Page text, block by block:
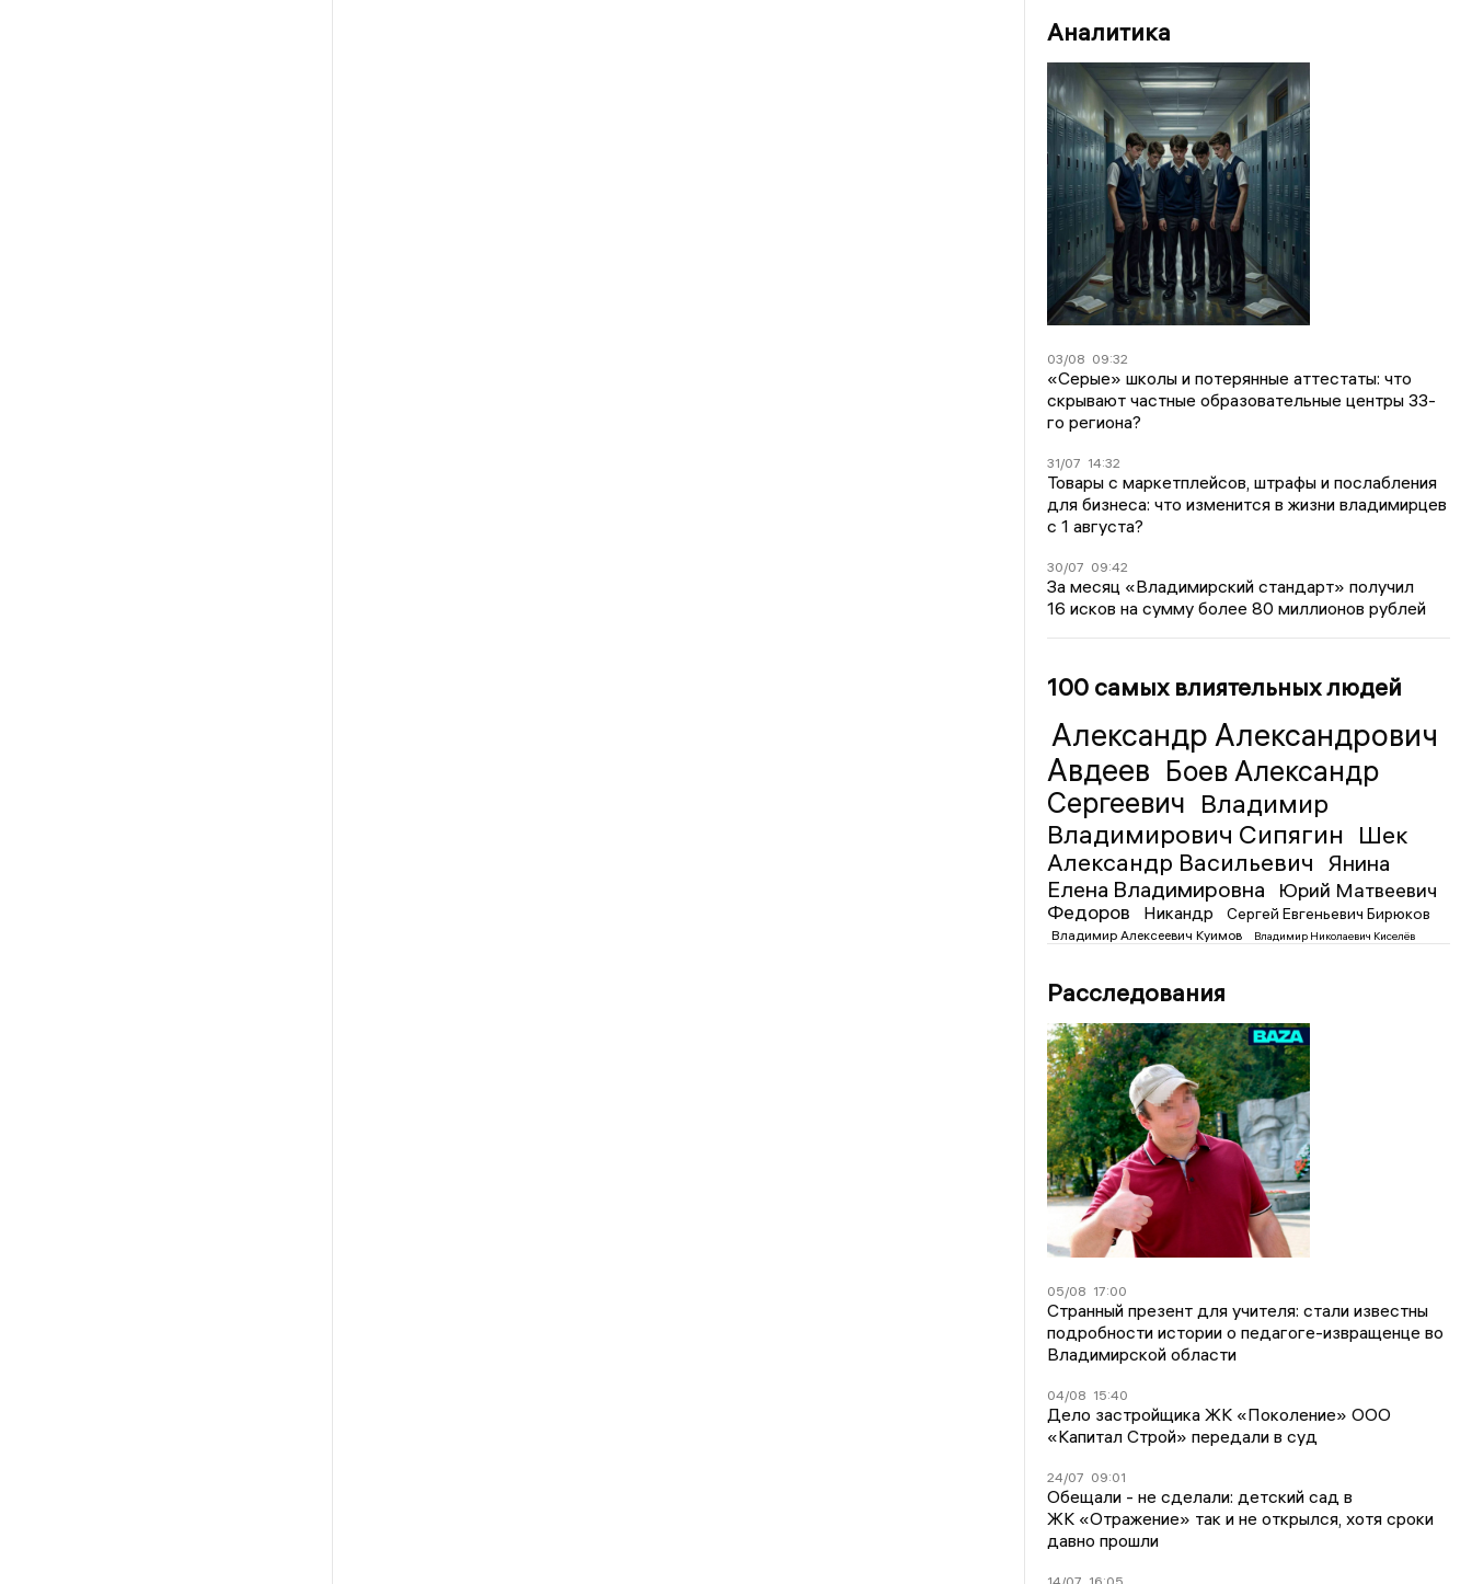
Аналитика
03/08 09:32
«Серые» школы и потерянные аттестаты: что
скрывают частные образовательные центры 33-
го региона?
31/07 14:32
Товары с маркетплейсов, штрафы и послабления
для бизнеса: что изменится в жизни владимирцев
с 1 августа?
30/07 09:42
За месяц «Владимирский стандарт» получил
16 исков на сумму более 80 миллионов рублей
100 самых влиятельных людей
Александр Александрович
Авдеев Боев Александр
Сергеевич Владимир
Владимирович Сипягин Шек
Александр Васильевич
Янина
Елена Владимировна
Юрий Матвеевич
Федоров
Никандр Сергей Евгеньевич Бирюков
Владимир Алексеевич Куимов Владимир Николаевич Киселёв
Расследования
05/08 17:00
Странный презент для учителя: стали известны
подробности истории о педагоге-извращенце во
Владимирской области
04/08 15:40
Дело застройщика ЖК «Поколение» ООО
«Капитал Строй» передали в суд
24/07 09:01
Обещали - не сделали: детский сад в
ЖК «Отражение» так и не открылся, хотя сроки
давно прошли